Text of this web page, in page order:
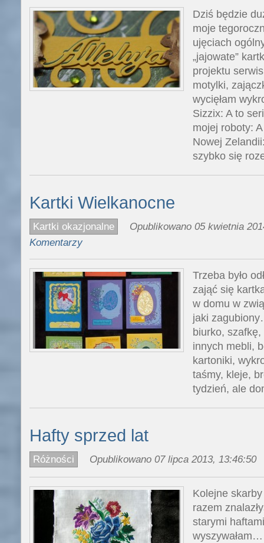
Dziś będzie
moje
ujęciach
„jajowate”
projektu
motylki,
wycięłam
Sizzix: A to
mojej roboty:
Nowej
szybko się
Kartki Wielkanocne
Kartki okazjonalne
Opublikowano 05 kwietnia
Komentarzy
Trzeba było
zająć się
w domu w
jaki
biurko,
innych mebli,
kartoniki,
taśmy, kleje,
tydzień, ale
Hafty sprzed lat
Różności Opublikowano 07 lipca 2013, 13:46:50
Kolejne
razem
starymi